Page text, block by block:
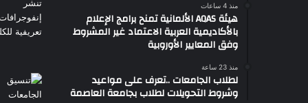
منذ 4 ساعات
هيئة AQAS الألمانية تمنح برامج الإعلام
بالأكاديمية العربية الاعتماد غير المشروط
وفق المعايير الأوروبية
منذ 23 ساعة
لطلاب الجامعات ..تعرف على مواعيد
وشروط التحويلات لطلاب بجامعة العاصمة